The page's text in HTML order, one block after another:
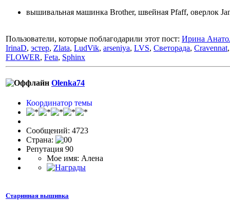
вышивальная машинка Brother, швейная Pfaff, оверлок
Пользователи, которые поблагодарили этот пост: Ирина
IrinaD, эстер, Zlata, LudVik, arseniya, LVS, Светорада, Cravennat
FLOWER, Feta, Sphinx
Olenka74
Координатор темы
Сообщений: 4723
Страна:
Репутация 90
Мое имя: Алена
Старинная вышивка